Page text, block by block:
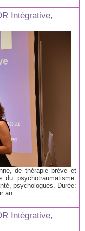
Intégrative,
de thérapie brève et
psychotraumatisme.
psychologues. Durée:
an...
Intégrative,